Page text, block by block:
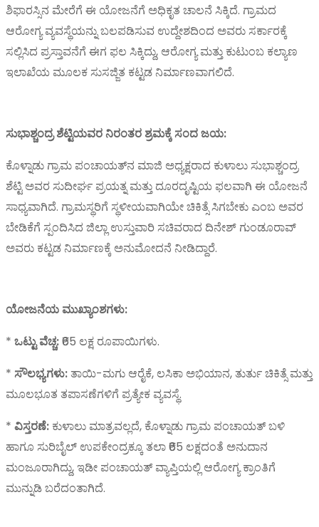
ಶಿಫಾರಸ್ಸಿನ ಮೇರೆಗೆ ಈ ಯೋಜನೆಗೆ ಅಧಿಕೃತ ಚಾಲನೆ ಸಿಕ್ಕಿದೆ. ಗ್ರಾಮದ
ಆರೋಗ್ಯ ವ್ಯವಸ್ಥೆಯನ್ನು ಬಲಪಡಿಸುವ ಉದ್ದೇಶದಿಂದ ಅವರು ಸರ್ಕಾರಕ್ಕೆ
ಸಲ್ಲಿಸಿದ ಪ್ರಸ್ತಾವನೆಗೆ ಈಗ ಫಲ ಸಿಕ್ಕಿದ್ದು, ಆರೋಗ್ಯ ಮತ್ತು ಕುಟುಂಬ ಕಲ್ಯಾಣ
ಇಲಾಖೆಯ ಮೂಲಕ ಸುಸಜ್ಜಿತ ಕಟ್ಟಡ ನಿರ್ಮಾಣವಾಗಲಿದೆ.
ಸುಭಾಶ್ಚಂದ್ರ ಶೆಟ್ಟಿಯವರ ನಿರಂತರ ಶ್ರಮಕ್ಕೆ ಸಂದ ಜಯ:
ಕೊಳ್ನಾಡು ಗ್ರಾಮ ಪಂಚಾಯತ್‌ನ ಮಾಜಿ ಅಧ್ಯಕ್ಷರಾದ ಕುಳಾಲು ಸುಭಾಶ್ಚಂದ್ರ
ಶೆಟ್ಟಿ ಅವರ ಸುದೀರ್ಘ ಪ್ರಯತ್ನ ಮತ್ತು ದೂರದೃಷ್ಟಿಯ ಫಲವಾಗಿ ಈ ಯೋಜನೆ
ಸಾಧ್ಯವಾಗಿದೆ. ಗ್ರಾಮಸ್ಥರಿಗೆ ಸ್ಥಳೀಯವಾಗಿಯೇ ಚಿಕಿತ್ಸೆ ಸಿಗಬೇಕು ಎಂಬ ಅವರ
ಬೇಡಿಕೆಗೆ ಸ್ಪಂದಿಸಿದ ಜಿಲ್ಲಾ ಉಸ್ತುವಾರಿ ಸಚಿವರಾದ ದಿನೇಶ್ ಗುಂಡೂರಾವ್
ಅವರು ಕಟ್ಟಡ ನಿರ್ಮಾಣಕ್ಕೆ ಅನುಮೋದನೆ ನೀಡಿದ್ದಾರೆ.
ಯೋಜನೆಯ ಮುಖ್ಯಾಂಶಗಳು:
* ಒಟ್ಟು ವೆಚ್ಚ:₹65 ಲಕ್ಷ ರೂಪಾಯಿಗಳು.
* ಸೌಲಭ್ಯಗಳು:ತಾಯಿ-ಮಗು ಆರೈಕೆ, ಲಸಿಕಾ ಅಭಿಯಾನ, ತುರ್ತು ಚಿಕಿತ್ಸೆ ಮತ್ತು
ಮೂಲಭೂತ ತಪಾಸಣೆಗಳಿಗೆ ಪ್ರತ್ಯೇಕ ವ್ಯವಸ್ಥೆ.
* ವಿಸ್ತರಣೆ: ಕುಳಾಲು ಮಾತ್ರವಲ್ಲದೆ, ಕೊಳ್ನಾಡು ಗ್ರಾಮ ಪಂಚಾಯತ್ ಬಳಿ
ಹಾಗೂ ಸುರಿಬೈಲ್ ಉಪಕೇಂದ್ರಕ್ಕೂ ತಲಾ ₹65 ಲಕ್ಷದಂತೆ ಅನುದಾನ
ಮಂಜೂರಾಗಿದ್ದು, ಇಡೀ ಪಂಚಾಯತ್ ವ್ಯಾಪ್ತಿಯಲ್ಲಿ ಆರೋಗ್ಯ ಕ್ರಾಂತಿಗೆ
ಮುನ್ನುಡಿ ಬರೆದಂತಾಗಿದೆ.